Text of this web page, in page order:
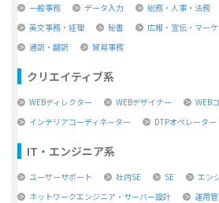
一般事務 データ入力 総務・人事・法務
英文事務・経理
秘書 広報・宣伝・マー
通訳・翻訳
貿易事務
クリエイティブ系
WEBディレクター WEBデザイナー WEB
インテリアコーディネーター
DTPオペレーター
IT・エンジニア系
ユーザーサポート 社内SE SE
エン
ネットワークエンジニア・サーバー設計
運用